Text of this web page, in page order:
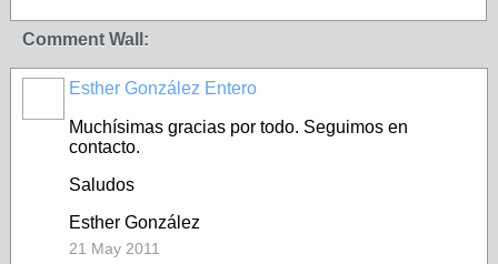
Comment Wall:
Esther González Entero
Muchísimas gracias por todo. Seguimos en
contacto.
Saludos
Esther González
21 May 2011